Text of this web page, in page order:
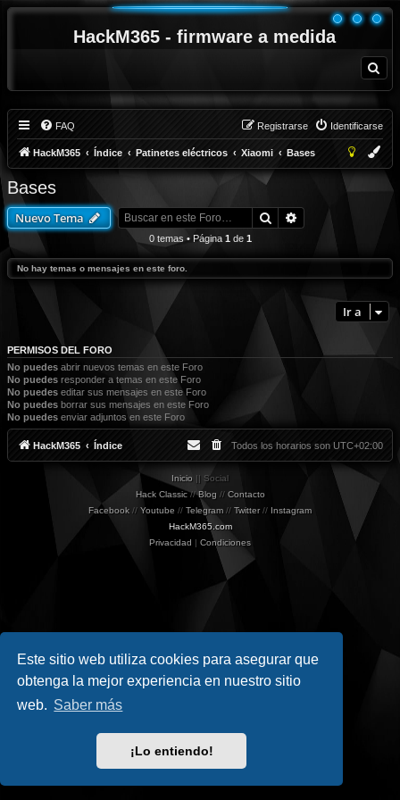
Este sitio web utiliza cookies para asegurar que
obtenga la mejor experiencia en nuestro sitio
web. Saber más
¡Lo entiendo!
HackM365 - firmware a medida
u
FAQ Identificarse
Registrarse
HackM365 Índice Patinetes eléctricos Xiaomi Bases
Bases
Nuevo Tema Buscar
0 temas • Página 1 de 1
No hay temas o mensajes en este foro.
Ir a
PERMISOS DEL FORO
No puedes abrir nuevos temas en este Foro
No puedes responder a temas en este Foro
No puedes editar sus mensajes en este Foro
No puedes borrar sus mensajes en este Foro
No puedes enviar adjuntos en este Foro
HackM365 Índice Todos los horarios son UTC+02:00
Inicio || Social
Hack Classic//Blog // Contacto
Facebook // Youtube // Telegram // Twitter// Instagram
HackM365.com
Privacidad | Condiciones